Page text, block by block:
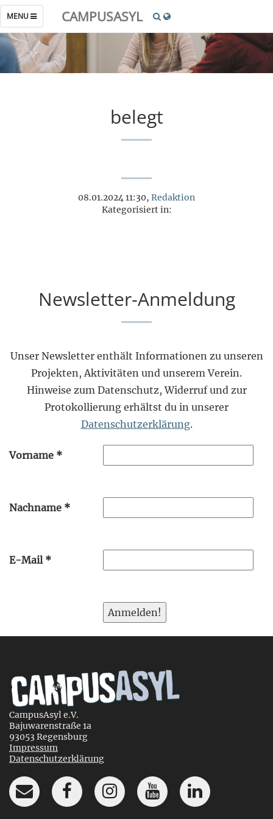
TOGGLE
NAVIGATION
MENU CAMPUSASYL
belegt
08.01.2024 11:30, Redaktion
Kategorisiert in:
Newsletter-Anmeldung
Unser Newsletter enthält Informationen zu unseren
Projekten, Aktivitäten und unserem Verein.
Hinweise zum Datenschutz, Widerruf und zur
Protokollierung erhältst du in unserer
Datenschutzerklärung.
Vorname *
Nachname *
E-Mail *
CampusAsyl e.V.
Bajuwarenstraße 1a
93053 Regensburg
Impressum
Datenschutzerklärung